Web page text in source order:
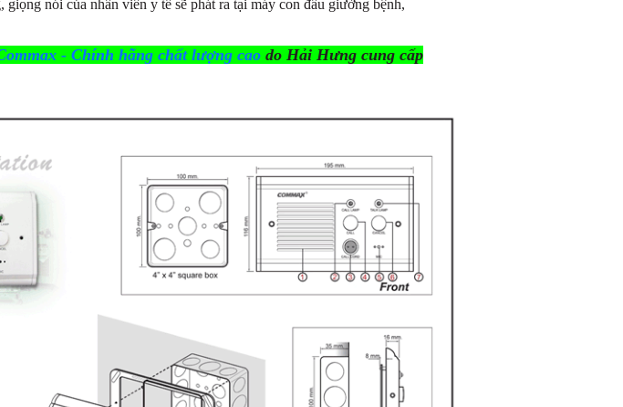
nói của nhân viên y tế sẽ phát ra tại máy con đầu giường bệnh,
- Chính hãng chất lượng caodo Hải Hưng cung cấp